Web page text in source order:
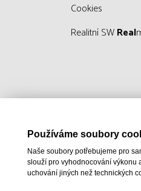
Cookies
Realitní SWReal
Používáme soubory
Naše soubory potřebujeme pro
slouží pro vyhodnocování výkonu
uchování jiných než technických